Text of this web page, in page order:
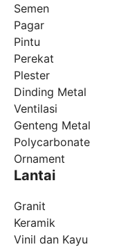
Semen
Pagar
Pintu
Perekat
Plester
Dinding Metal
Ventilasi
Genteng Metal
Polycarbonate
Ornament
Lantai
Granit
Keramik
Vinil dan Kayu